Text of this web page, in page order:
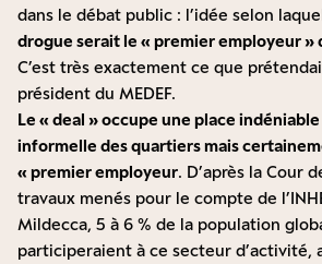
dans le débat public : l’idée selon
drogue serait le « premier employeur »
C’est très exactement ce que
président du MEDEF.
Le « deal » occupe une place indéniable
informelle des quartiers mais
« premier employeur. D’après la Cour
travaux menés pour le compte de
Mildecca, 5 à 6 % de la population
participeraient à ce secteur d’activité,